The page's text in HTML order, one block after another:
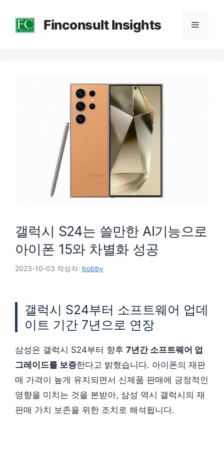
로
Finconsult Insights 메
갤럭시 S24는 쓸만한 AI기능으로
아이폰 15와 차별화 성공
2023-10-03 작성자: bobby
갤럭시 S24부터 소프트웨어 업데
이트 기간 7년으로 연장
삼성은 갤럭시 S24부터 향후 7년간 소프트웨어 업
그레이드를 보증한다고 밝혔습니다. 아이폰의 재판
매 가격이 높게 유지되면서 신제품 판매에 긍정적인
영향을 미치는 것을 본받아, 삼성 역시 갤럭시의 재
판매 가치 보존을 위한 조치로 해석됩니다.